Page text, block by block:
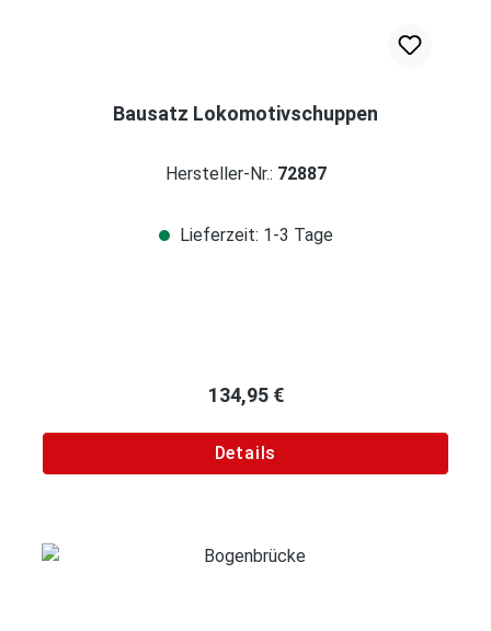
Bausatz Lokomotivschuppen
Hersteller-Nr.: 72887
Lieferzeit: 1-3 Tage
Regulärer Preis:
134,95 €
Details